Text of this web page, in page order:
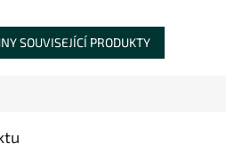
SOUVISEJÍCÍ PRODUKTY